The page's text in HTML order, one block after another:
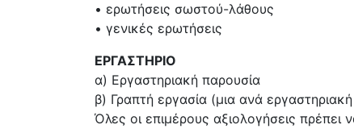
• ερωτήσεις σωστού-λάθους
• γενικές ερωτήσεις
ΕΡΓΑΣΤΗΡΙΟ
α) Εργαστηριακή παρουσία
β) Γραπτή εργασία (μια ανά
Όλες οι επιμέρους αξιολογήσεις